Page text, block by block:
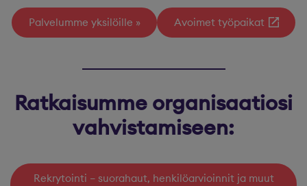
Palvelumme yksilöille Avoimet työpaikat
Ratkaisumme organisaatiosi
vahvistamiseen:
Rekrytointi – suorahaut, henkilöarvioinnit ja muut